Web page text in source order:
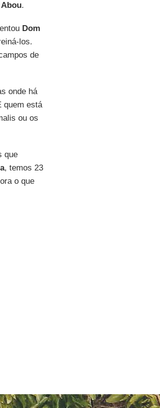
.
Dom
los.
de
onde há
quem está
ou os
que
, temos 23
o que